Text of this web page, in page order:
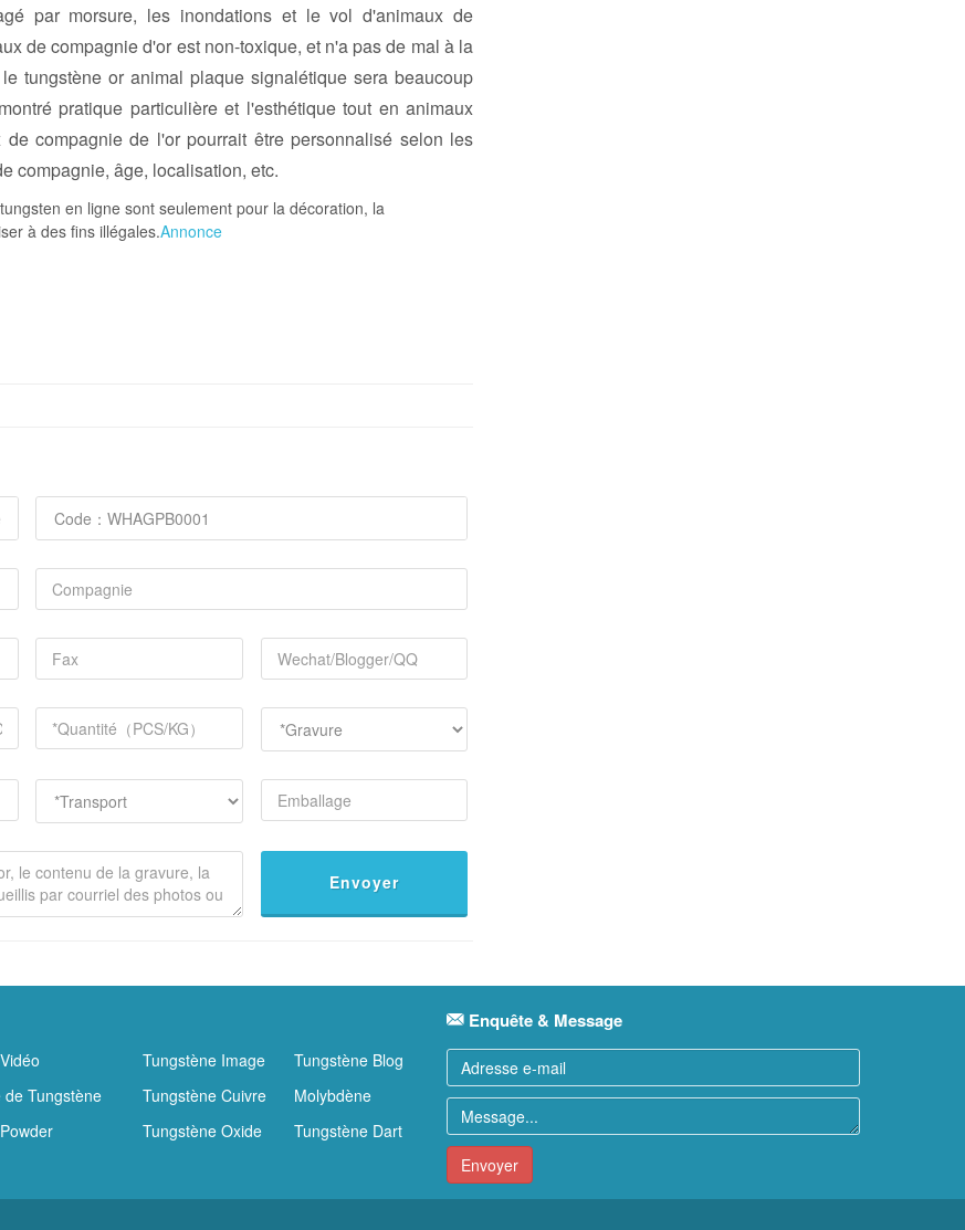
par morsure, les inondations et le vol d'animaux de
de compagnie d'or est non-toxique, et n'a pas de mal à la
tungstène or animal plaque signalétique sera beaucoup
pratique particulière et l'esthétique tout en animaux
compagnie de l'or pourrait être personnalisé selon les
compagnie, âge, localisation, etc.
en ligne sont seulement pour la décoration, la
à des fins illégales.Annonce
Envoyer
Tungstène Image
Tungstène Blog
de Tungstène Tungstène Cuivre
Molybdène
Tungstène Oxide Tungstène Dart
Enquête & Message
Envoyer